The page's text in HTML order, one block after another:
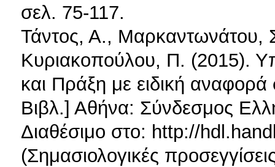
σελ. 75-117.
Τάντος, Α., Μαρκαντωνάτου,
Κυριακοπούλου, Π. (2015).
και Πράξη με ειδική
Βιβλ.] Αθήνα: Σύνδεσμος
Διαθέσιμο στο: http://
(Σημασιολογικές